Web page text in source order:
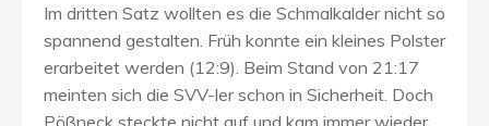
Im dritten Satz wollten es die Schmalkalder nicht so
spannend gestalten. Früh konnte ein kleines Polster
erarbeitet werden (12:9). Beim Stand von 21:17
meinten sich die SVV-ler schon in Sicherheit. Doch
Pößneck steckte nicht auf und kam immer wieder